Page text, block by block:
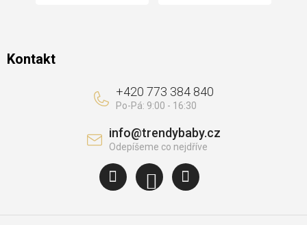
Kontakt
info@trendybaby.cz
+420 773 384 840